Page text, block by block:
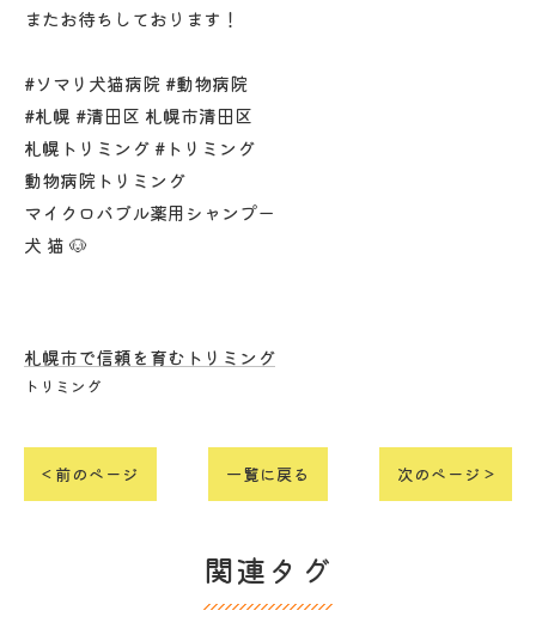
またお待ちしております！
#ソマリ犬猫病院 #動物病院
#札幌 #清田区 札幌市清田区
札幌トリミング #トリミング
動物病院トリミング
マイクロバブル薬用シャンプー
犬 猫 🐶
札幌市で信頼を育むトリミング
トリミング
< 前のページ 一覧に戻る 次のページ >
関連タグ